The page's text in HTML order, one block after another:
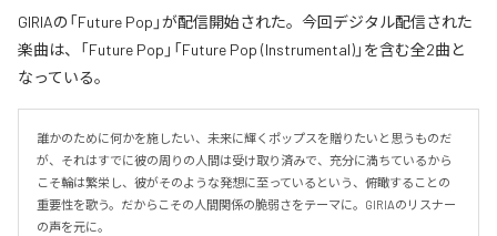
GIRIAの「Future Pop」が配信開始された。今回デジタル配信された
楽曲は、「Future Pop」「Future Pop (Instrumental)」を含む全2曲と
なっている。
誰かのために何かを施したい、未来に輝くポップスを贈りたいと思うものだ
が、それはすでに彼の周りの人間は受け取り済みで、充分に満ちているから
こそ輪は繁栄し、彼がそのような発想に至っているという、俯瞰することの
重要性を歌う。だからこその人間関係の脆弱さをテーマに。GIRIAのリスナー
の声を元に。